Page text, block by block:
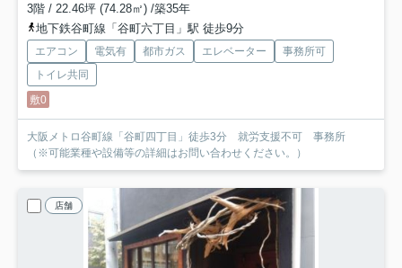
3階 / 22.46坪 (74.28㎡) /築35年
地下鉄谷町線「谷町六丁目」駅 徒歩9分
エアコン 電気有 都市ガス エレベーター
事務所可
トイレ共同
敷0
大阪メトロ谷町線「谷町四丁目」徒歩3分 就労支援不可 事務所
（※可能業種や設備等の詳細はお問い合わせください。）
店舗